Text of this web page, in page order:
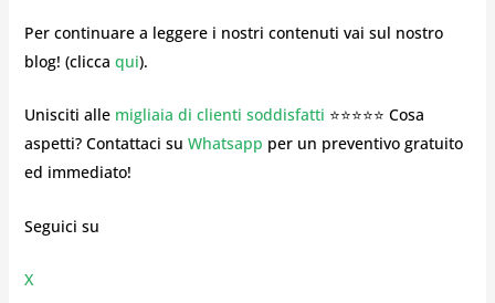
Per continuare a leggere i nostri contenuti vai sul nostro
blog! (clicca qui).
Unisciti alle migliaia di clienti soddisfatti ⭐⭐⭐⭐⭐ Cosa
aspetti? Contattaci su Whatsapp per un preventivo gratuito
ed immediato!
Seguici su
X